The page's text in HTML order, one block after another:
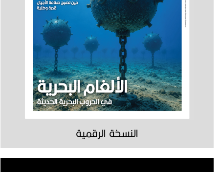
النسخة الرقمية